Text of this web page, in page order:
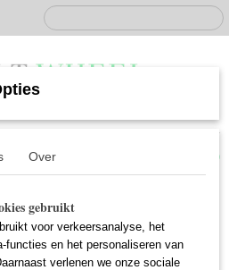
UW WINKELWAGEN
(0)
Over
gebruikt
voor verkeersanalyse, het
functies en het personaliseren van
verlenen we onze sociale